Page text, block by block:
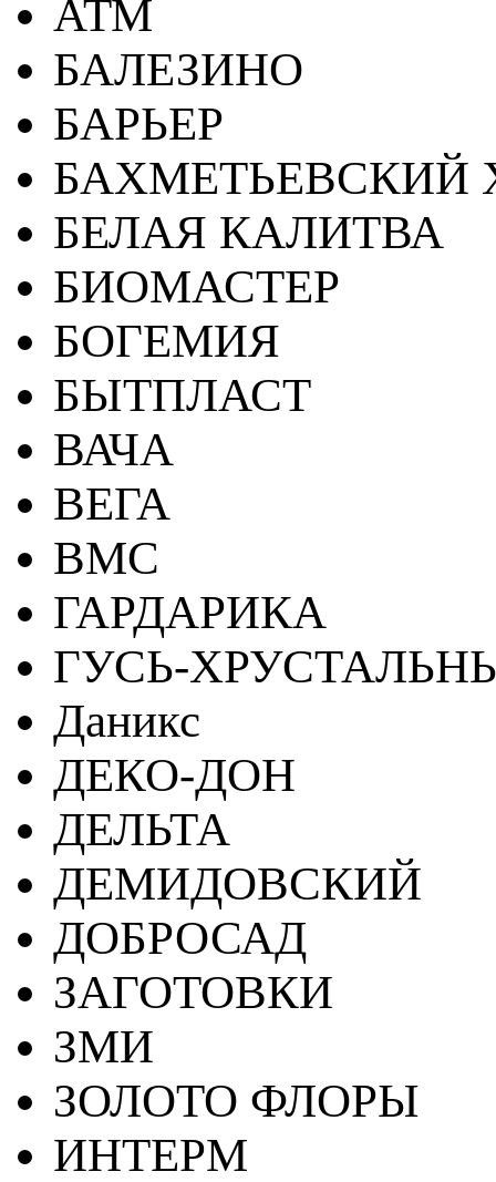
АТМ
БАЛЕЗИНО
БАРЬЕР
БАХМЕТЬЕВСКИЙ
БЕЛАЯ КАЛИТВА
БИОМАСТЕР
БОГЕМИЯ
БЫТПЛАСТ
ВАЧА
ВЕГА
ВМС
ГАРДАРИКА
ГУСЬ-
Даникс
ДЕКО-ДОН
ДЕЛЬТА
ДЕМИДОВСКИЙ
ДОБРОСАД
ЗАГОТОВКИ
ЗМИ
ЗОЛОТО ФЛОРЫ
ИНТЕРМ